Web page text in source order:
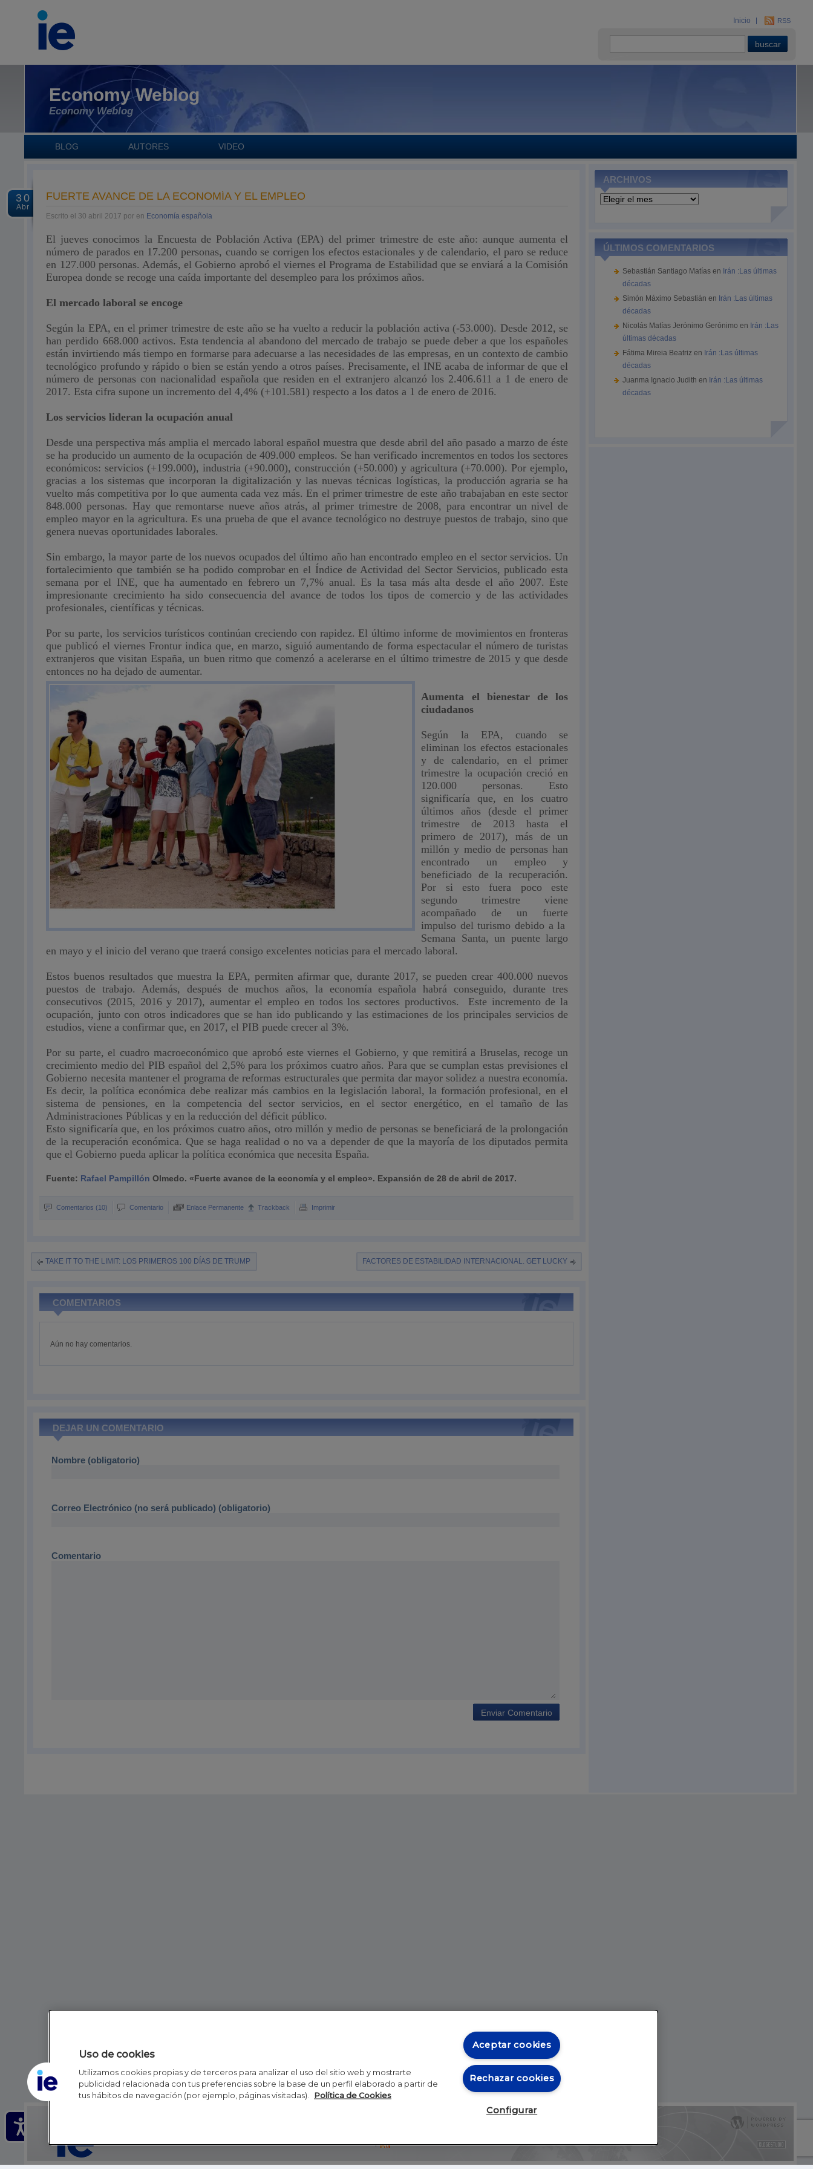
Inicio RSS
Economy Weblog
Economy Weblog
BLOG AUTORES VIDEO
30
Abr
FUERTE AVANCE DE LA ECONOMÍA Y EL EMPLEO
Escrito el 30 abril 2017 por en Economía española
El jueves conocimos la Encuesta de Población Activa (EPA) del primer trimestre de este año: aunque aumenta el
número de parados en 17.200 personas, cuando se corrigen los efectos estacionales y de calendario, el paro se reduce
en 127.000 personas. Además, el Gobierno aprobó el viernes el Programa de Estabilidad que se enviará a la Comisión
Europea donde se recoge una caída importante del desempleo para los próximos años.
El mercado laboral se encoge
Según la EPA, en el primer trimestre de este año se ha vuelto a reducir la población activa (-53.000). Desde 2012, se
han perdido 668.000 activos. Esta tendencia al abandono del mercado de trabajo se puede deber a que los españoles
están invirtiendo más tiempo en formarse para adecuarse a las necesidades de las empresas, en un contexto de cambio
tecnológico profundo y rápido o bien se están yendo a otros países. Precisamente, el INE acaba de informar de que el
número de personas con nacionalidad española que residen en el extranjero alcanzó los 2.406.611 a 1 de enero de
2017. Esta cifra supone un incremento del 4,4% (+101.581) respecto a los datos a 1 de enero de 2016.
Los servicios lideran la ocupación anual
Desde una perspectiva más amplia el mercado laboral español muestra que desde abril del año pasado a marzo de éste
se ha producido un aumento de la ocupación de 409.000 empleos. Se han verificado incrementos en todos los sectores
económicos: servicios (+199.000), industria (+90.000), construcción (+50.000) y agricultura (+70.000). Por ejemplo,
gracias a los sistemas que incorporan la digitalización y las nuevas técnicas logísticas, la producción agraria se ha
vuelto más competitiva por lo que aumenta cada vez más. En el primer trimestre de este año trabajaban en este sector
848.000 personas. Hay que remontarse nueve años atrás, al primer trimestre de 2008, para encontrar un nivel de
empleo mayor en la agricultura. Es una prueba de que el avance tecnológico no destruye puestos de trabajo, sino que
genera nuevas oportunidades laborales.
Sin embargo, la mayor parte de los nuevos ocupados del último año han encontrado empleo en el sector servicios. Un
fortalecimiento que también se ha podido comprobar en el Índice de Actividad del Sector Servicios, publicado esta
semana por el INE, que ha aumentado en febrero un 7,7% anual. Es la tasa más alta desde el año 2007. Este
impresionante crecimiento ha sido consecuencia del avance de todos los tipos de comercio y de las actividades
profesionales, científicas y técnicas.
Por su parte, los servicios turísticos continúan creciendo con rapidez. El último informe de movimientos en fronteras
que publicó el viernes Frontur indica que, en marzo, siguió aumentando de forma espectacular el número de turistas
extranjeros que visitan España, un buen ritmo que comenzó a acelerarse en el último trimestre de 2015 y que desde
entonces no ha dejado de aumentar.
Aumenta el bienestar de los
ciudadanos
Según la EPA, cuando se
eliminan los efectos estacionales
y de calendario, en el primer
trimestre la ocupación creció en
120.000 personas. Esto
significaría que, en los cuatro
últimos años (desde el primer
trimestre de 2013 hasta el
primero de 2017), más de un
millón y medio de personas han
encontrado un empleo y
beneficiado de la recuperación.
Por si esto fuera poco este
segundo trimestre viene
acompañado de un fuerte
impulso del turismo debido a la
Semana Santa, un puente largo
en mayo y el inicio del verano que traerá consigo excelentes noticias para el mercado laboral.
Estosbuenos resultados que muestra la EPA, permiten afirmar que, durante 2017, se pueden crear 400.000 nuevos
puestos de trabajo. Además, después de muchos años, la economía española habrá conseguido, durante tres
consecutivos (2015, 2016 y 2017), aumentar el empleo en todos los sectores productivos. Este incremento de la
ocupación, junto con otros indicadores que se han ido publicando y las estimaciones de los principales servicios de
estudios, viene a confirmar que, en 2017, el PIB puede crecer al 3%.
Por su parte, el cuadro macroeconómico que aprobó este viernes el Gobierno,y que remitirá a Bruselas, recoge un
crecimiento medio del PIB español del 2,5% para los próximos cuatro años. Para que se cumplan estas previsiones el
Gobierno necesita mantener el programa de reformas estructurales que permita dar mayor solidez a nuestra economía.
Es decir, la política económica debe realizar más cambios en la legislación laboral, la formación profesional, en el
sistema de pensiones, en la competencia del sector servicios, en el sector energético, en el tamaño de las
Administraciones Públicas y en la reducción del déficit público.
Esto significaría que, en los próximos cuatro años, otro millón y medio de personas se beneficiará de la prolongación
de la recuperación económica. Que se haga realidad o no va a depender de que la mayoría de los diputados permita
que el Gobierno pueda aplicar la política económica que necesita España.
Fuente: Rafael Pampillón Olmedo. «Fuerte avance de la economía y el empleo». Expansión de 28 de abril de 2017.
Comentarios (10) Comentario Enlace Permanente Trackback Imprimir
TAKE IT TO THE LIMIT: LOS PRIMEROS 100 DÍAS DE TRUMP FACTORES DE ESTABILIDAD INTERNACIONAL. GET LUCKY
COMENTARIOS
Aún no hay comentarios.
DEJAR UN COMENTARIO
Nombre (obligatorio)
Correo Electrónico (no será publicado) (obligatorio)
Comentario
ARCHIVOS
Archivos
ÚLTIMOS COMENTARIOS
Sebastián Santiago Matías en Irán :Las últimas
décadas
Simón Máximo Sebastián en Irán :Las últimas
décadas
Nicolás Matías Jerónimo Gerónimo en Irán :Las
últimas décadas
Fátima Mireia Beatriz en Irán :Las últimas
décadas
Juanma Ignacio Judith en Irán :Las últimas
décadas
Inicio RSS
Uso de cookies
Utilizamos cookies propias y de terceros para analizar el uso del sitio web y mostrarte
publicidad relacionada con tus preferencias sobre la base de un perfil elaborado a partir de
tus hábitos de navegación (por ejemplo, páginas visitadas).
Política de Cookies
Aceptar cookies
Rechazar cookies
Configurar